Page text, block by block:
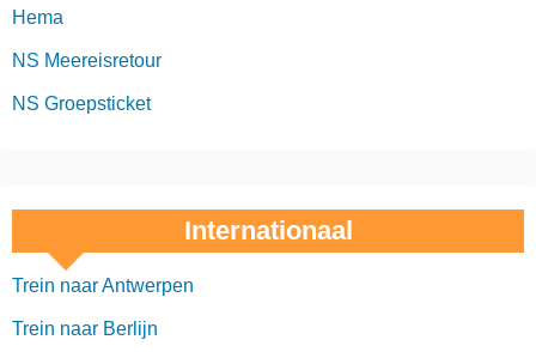
Hema
NS Meereisretour
NS Groepsticket
Internationaal
Trein naar Antwerpen
Trein naar Berlijn